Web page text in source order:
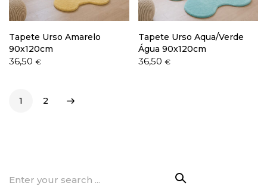
Tapete Urso Amarelo
90x120cm
36,50 €
Tapete Urso Aqua/Verde
Água 90x120cm
36,50 €
1 2
Search